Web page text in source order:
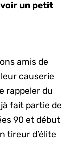
un petit
amis de
causerie
rappeler du
fait partie de
90 et début
tireur d’élite